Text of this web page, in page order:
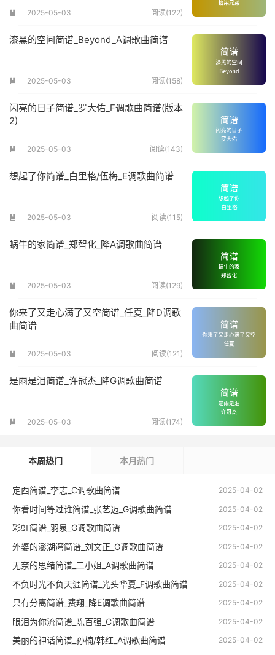
 2025-05-03 阅读(122)
漆黑的空间简谱_Beyond_A调歌曲简谱
 2025-05-03 阅读(158)
闪亮的日子简谱_罗大佑_F调歌曲简谱(版本
2)
 2025-05-03 阅读(143)
想起了你简谱_白里格/伍梅_E调歌曲简谱
 2025-05-03 阅读(115)
蜗牛的家简谱_郑智化_降A调歌曲简谱
 2025-05-03 阅读(129)
你来了又走心满了又空简谱_任夏_降D调歌
曲简谱
 2025-05-03 阅读(121)
是雨是泪简谱_许冠杰_降G调歌曲简谱
 2025-05-03 阅读(174)
本周热门 本月热门
2025-04-02
定西简谱_李志_C调歌曲简谱
2025-04-02
你看时间等过谁简谱_张艺迈_G调歌曲简谱
2025-04-02
彩虹简谱_羽泉_G调歌曲简谱
2025-04-02
外婆的澎湖湾简谱_刘文正_G调歌曲简谱
2025-04-02
无奈的思绪简谱_二小姐_A调歌曲简谱
2025-04-02
不负时光不负天涯简谱_光头华夏_F调歌曲简谱
2025-04-02
只有分离简谱_费翔_降E调歌曲简谱
2025-04-02
眼泪为你流简谱_陈百强_C调歌曲简谱
2025-04-02
美丽的神话简谱_孙楠/韩红_A调歌曲简谱